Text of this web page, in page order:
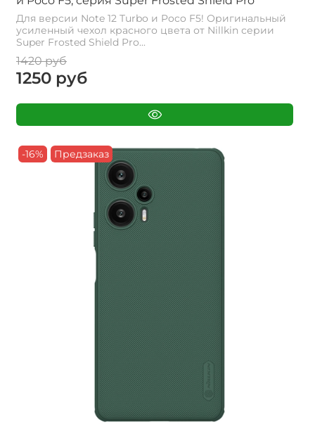
Для версии Note 12 Turbo и Poco F5! Оригинальный
усиленный чехол красного цвета от Nillkin серии
Super Frosted Shield Pro...
1420 руб
1250 руб
-16% Предзаказ